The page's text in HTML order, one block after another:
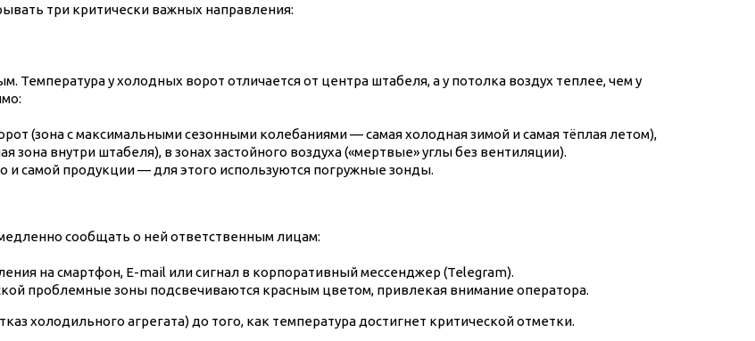
три критически важных направления:
у холодных ворот отличается от центра штабеля, а у потолка воздух теплее, чем у
(зона с максимальными сезонными колебаниями — самая холодная зимой и самая тёплая летом),
зона внутри штабеля), в зонах застойного воздуха («мертвые» углы без вентиляции).
и самой продукции — для этого используются погружные зонды.
сообщать о ней ответственным лицам:
на смартфон, E-mail или сигнал в корпоративный мессенджер (Telegram).
проблемные зоны подсвечиваются красным цветом, привлекая внимание оператора.
холодильного агрегата) до того, как температура достигнет критической отметки.